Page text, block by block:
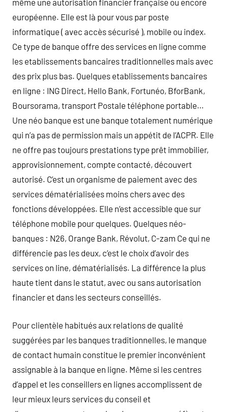
même une autorisation financier française ou encore
européenne. Elle est là pour vous par poste
informatique ( avec accès sécurisé ), mobile ou index.
Ce type de banque offre des services en ligne comme
les etablissements bancaires traditionnelles mais avec
des prix plus bas. Quelques etablissements bancaires
en ligne : ING Direct, Hello Bank, Fortunéo, BforBank,
Boursorama, transport Postale téléphone portable…
Une néo banque est une banque totalement numérique
qui n’a pas de permission mais un appétit de l’ACPR. Elle
ne offre pas toujours prestations type prêt immobilier,
approvisionnement, compte contacté, découvert
autorisé. C’est un organisme de paiement avec des
services dématérialisées moins chers avec des
fonctions développées. Elle n’est accessible que sur
téléphone mobile pour quelques. Quelques néo-
banques : N26, Orange Bank, Révolut, C-zam Ce qui ne
différencie pas les deux, c’est le choix d’avoir des
services on line, dématérialisés. La différence la plus
haute tient dans le statut, avec ou sans autorisation
financier et dans les secteurs conseillés.
Pour clientèle habitués aux relations de qualité
suggérées par les banques traditionnelles, le manque
de contact humain constitue le premier inconvénient
assignable à la banque en ligne. Même si les centres
d’appel et les conseillers en lignes accomplissent de
leur mieux leurs services du conseil et